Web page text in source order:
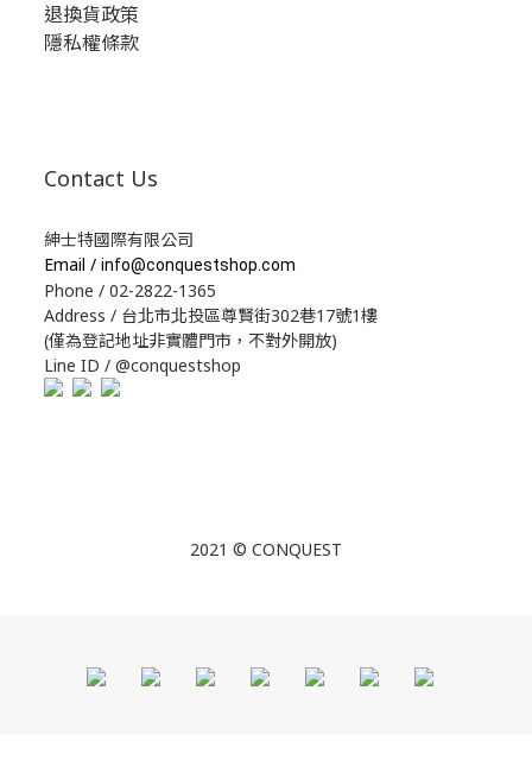
退換貨政策
隱私權條款
Contact Us
紳士特國際有限公司
Email / info@conquestshop.com
Phone / 02-2822-1365
Address / 台北市北投區尊賢街302巷17號1樓
(僅為登記地址非實體門市，不對外開放)
Line ID / @conquestshop
2021 © CONQUEST